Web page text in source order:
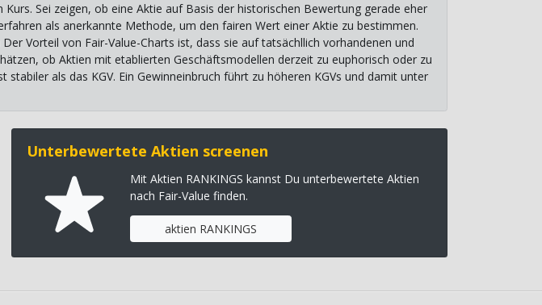
Sei zeigen, ob eine Aktie auf Basis der historischen Bewertung gerade eher
als anerkannte Methode, um den fairen Wert einer Aktie zu bestimmen.
Vorteil von Fair-Value-Charts ist, dass sie auf tatsächllich vorhandenen und
ob Aktien mit etablierten Geschäftsmodellen derzeit zu euphorisch oder zu
als das KGV. Ein Gewinneinbruch führt zu höheren KGVs und damit unter
Unterbewertete Aktien screenen
Mit Aktien RANKINGS kannst Du unterbewertete Aktien
nach Fair-Value finden.
aktien RANKINGS